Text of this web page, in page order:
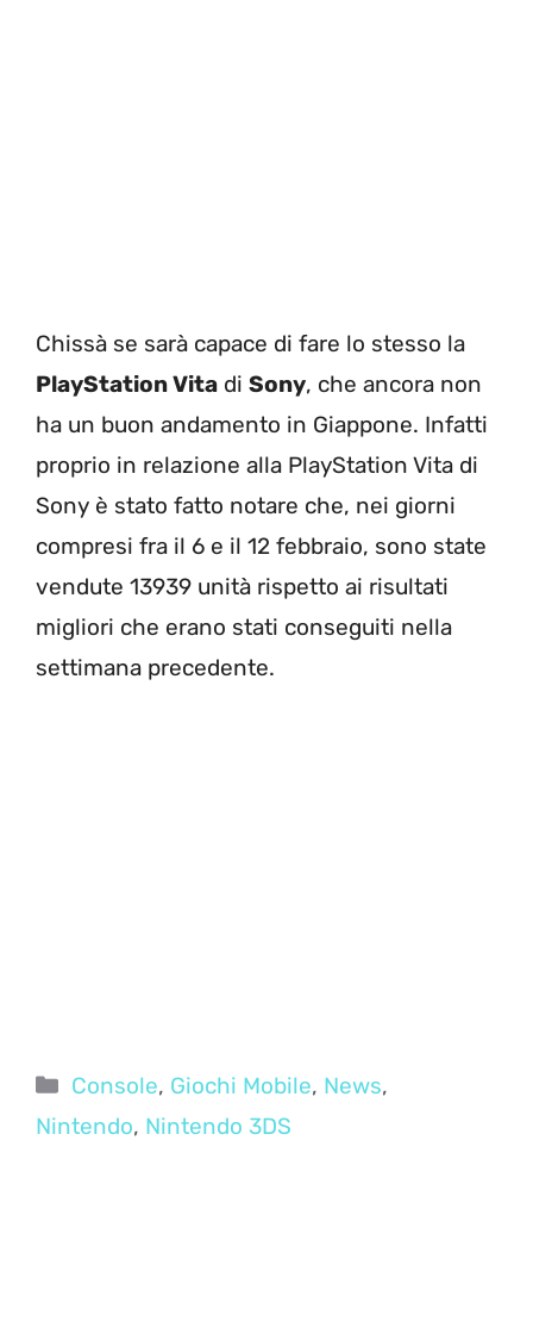
Chissà se sarà capace di fare lo stesso la
PlayStation Vita di Sony, che ancora non
ha un buon andamento in Giappone. Infatti
proprio in relazione alla PlayStation Vita di
Sony è stato fatto notare che, nei giorni
compresi fra il 6 e il 12 febbraio, sono state
vendute 13939 unità rispetto ai risultati
migliori che erano stati conseguiti nella
settimana precedente.
Categorie
Console, Giochi Mobile, News,
Nintendo, Nintendo 3DS